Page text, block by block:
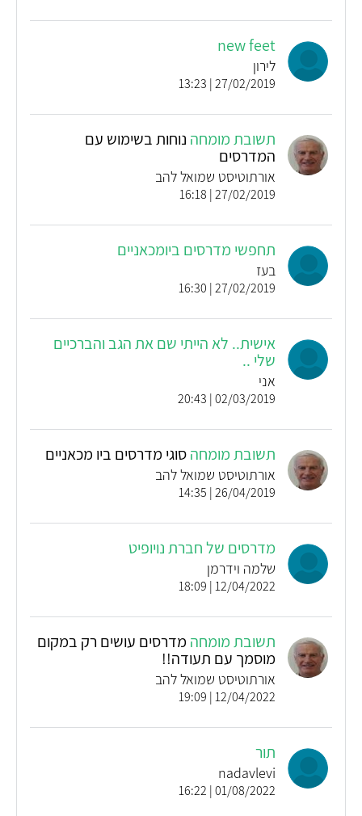
new feet
לירון
27/02/2019 | 13:23
תשובת מומחה נוחות בשימוש עם
המדרסים
אורתוטיסט שמואל להב
27/02/2019 | 16:18
תחפשי מדרסים ביומכאניים
בעז
27/02/2019 | 16:30
אישית.. לא הייתי שם את הגב והברכיים
שלי ..
אני
02/03/2019 | 20:43
תשובת מומחהסוגי מדרסים ביו מכאניים
אורתוטיסט שמואל להב
26/04/2019 | 14:35
מדרסים של חברת נויופיט
שלמה וידרמן
12/04/2022 | 18:09
תשובת מומחה מדרסים עושים רק במקום
מוסמך עם תעודה!!
אורתוטיסט שמואל להב
12/04/2022 | 19:09
תור
nadavlevi
01/08/2022 | 16:22